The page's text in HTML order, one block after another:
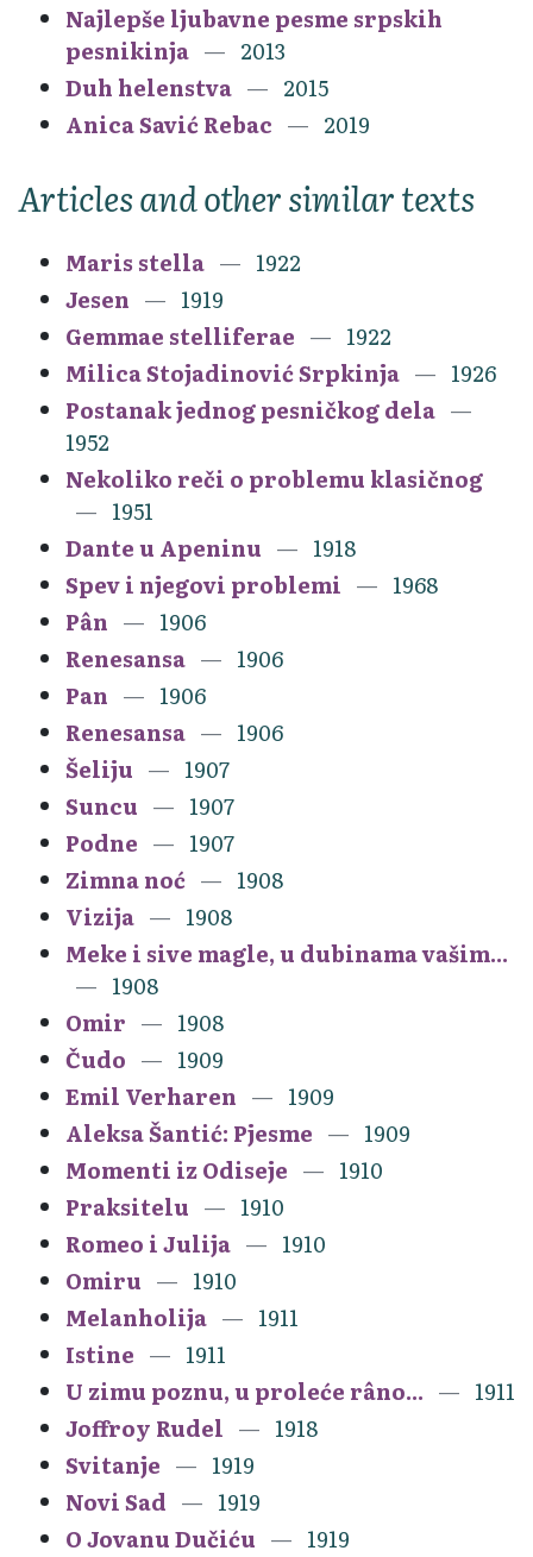
Najlepše ljubavne pesme srpskih
pesnikinja
2013
Duh helenstva
2015
Anica Savić Rebac
2019
Articles and other similar texts
Maris stella
1922
Jesen
1919
Gemmae stelliferae
1922
Milica Stojadinović Srpkinja
1926
Postanak jednog pesničkog dela
1952
Nekoliko reči o problemu klasičnog
1951
Dante u Apeninu
1918
Spev i njegovi problemi
1968
Pân
1906
Renesansa
1906
Pan
1906
Renesansa
1906
Šeliju
1907
Suncu
1907
Podne
1907
Zimna noć
1908
Vizija
1908
Meke i sive magle, u dubinama vašim...
1908
Omir
1908
Čudo
1909
Emil Verharen
1909
Aleksa Šantić: Pjesme
1909
Momenti iz Odiseje
1910
Praksitelu
1910
Romeo i Julija
1910
Omiru
1910
Melanholija
1911
Istine
1911
U zimu poznu, u proleće râno...
1911
Joffroy Rudel
1918
Svitanje
1919
Novi Sad
1919
O Jovanu Dučiću
1919